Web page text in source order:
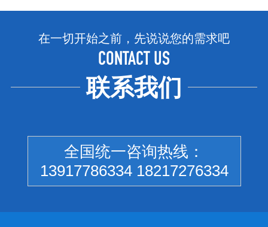
在一切开始之前，先说说您的需求吧
CONTACT US
联系我们
全国统一咨询热线：
13917786334 18217276334